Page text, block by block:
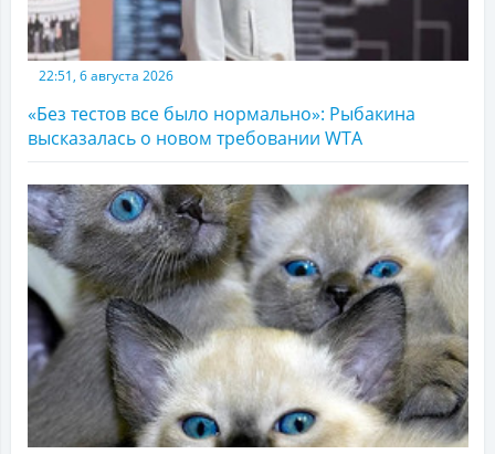
22:51, 6 августа 2026
«Без тестов все было нормально»: Рыбакина
высказалась о новом требовании WTA